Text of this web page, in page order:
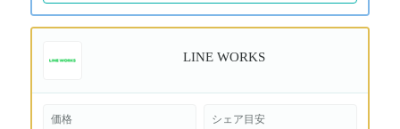
LINE WORKS
価格 シェア目安